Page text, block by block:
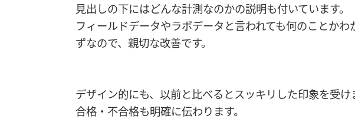
見出しの下にはどんな計測なのかの説明も付いています。
フィールドデータやラボデータと言われても何のことか
ずなので、親切な改善です。
デザイン的にも、以前と比べるとスッキリした印象を受け
合格・不合格も明確に伝わります。